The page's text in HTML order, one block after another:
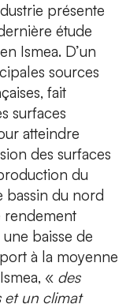
présente
étude
Ismea. D’un
sources
fait
surfaces
atteindre
des surfaces
du
bassin du nord
rendement
baisse de
à la moyenne
« des
et un climat